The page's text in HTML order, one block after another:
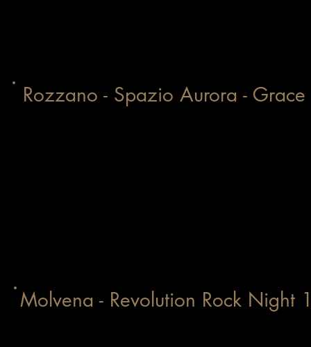
Rozzano - Spazio Aurora -
Molvena - Revolution Rock